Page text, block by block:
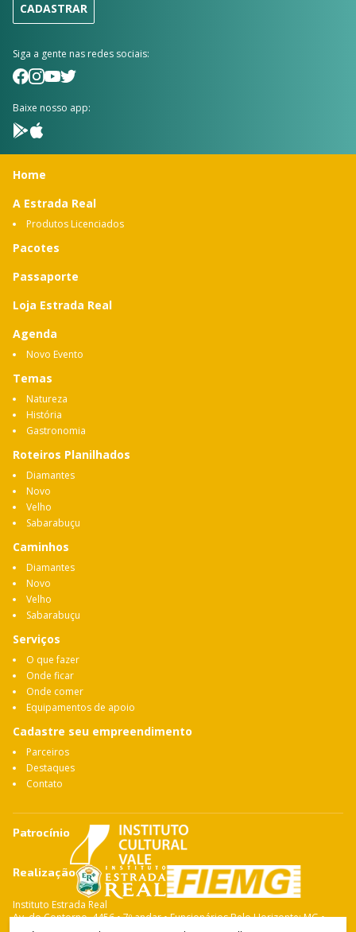
CADASTRAR
Siga a gente nas redes sociais:
Baixe nosso app:
Home
A Estrada Real
Produtos Licenciados
Pacotes
Passaporte
Loja Estrada Real
Agenda
Novo Evento
Temas
Natureza
História
Gastronomia
Roteiros Planilhados
Diamantes
Novo
Velho
Sabarabuçu
Caminhos
Diamantes
Novo
Velho
Sabarabuçu
Serviços
O que fazer
Onde ficar
Onde comer
Equipamentos de apoio
Cadastre seu empreendimento
Parceiros
Destaques
Contato
Patrocínio
Realização
Instituto Estrada Real
Av. do Contorno, 4456 • 7º andar • Funcionários Belo Horizonte: MG •